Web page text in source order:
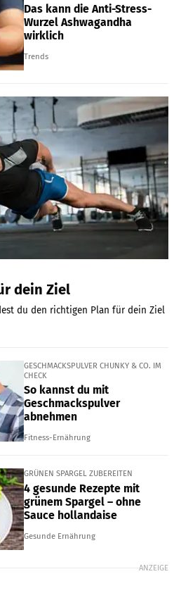
Das kann die Anti-Stress-
Wurzel Ashwagandha
wirklich
Trends
dein Ziel
du den richtigen Plan für dein Ziel
GESCHMACKSPULVER CHUNKY & CO. IM
CHECK
So kannst du mit
Geschmackspulver
abnehmen
Fitness-Ernährung
GRÜNEN SPARGEL ZUBEREITEN
4 gesunde Rezepte mit
grünem Spargel – ohne
Sauce hollandaise
Gesunde Ernährung
ANZEIGE